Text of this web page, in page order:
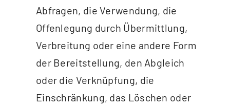
Abfragen, die Verwendung, die
Offenlegung durch Übermittlung,
Verbreitung oder eine andere Form
der Bereitstellung, den Abgleich
oder die Verknüpfung, die
Einschränkung, das Löschen oder